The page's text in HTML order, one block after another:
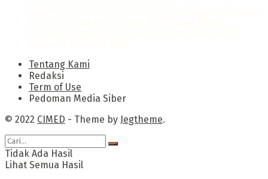
Tentang Kami
Redaksi
Term of Use
Pedoman Media Siber
© 2022 CIMED - Theme by Jegtheme.
Tidak Ada Hasil
Lihat Semua Hasil